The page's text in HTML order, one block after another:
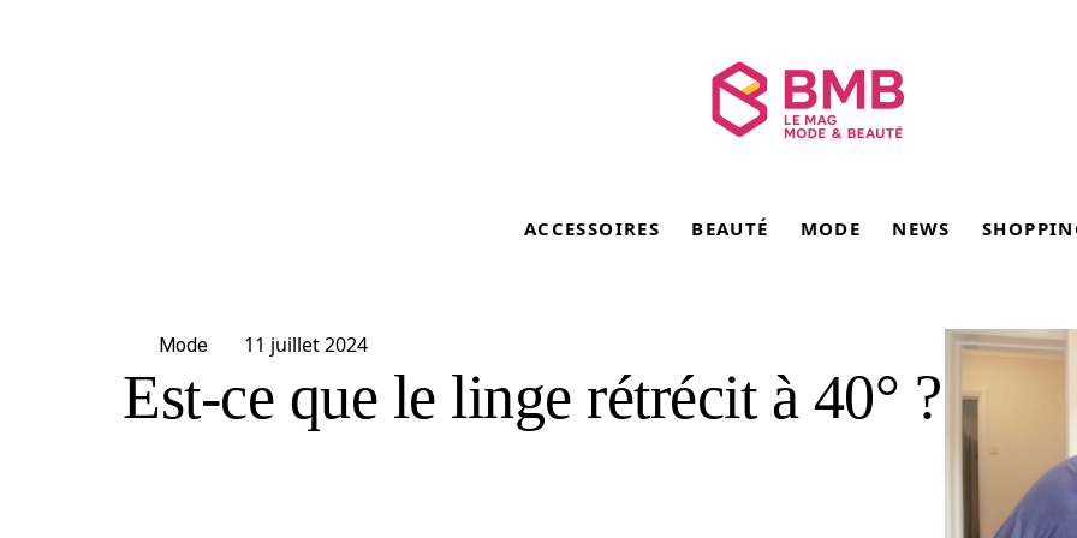
ACCESSOIRES BEAUTÉ MODE NEWS
Mode 11 juillet 2024
Est-ce que le linge rétrécit à 40° ?